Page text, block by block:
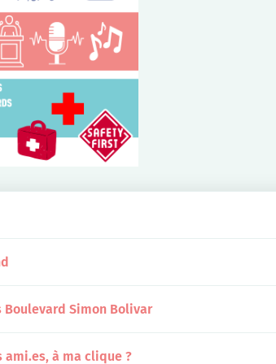
railcards/weekend-ticket
Boulevard Simon Bolivar
ami.es, à ma clique ?